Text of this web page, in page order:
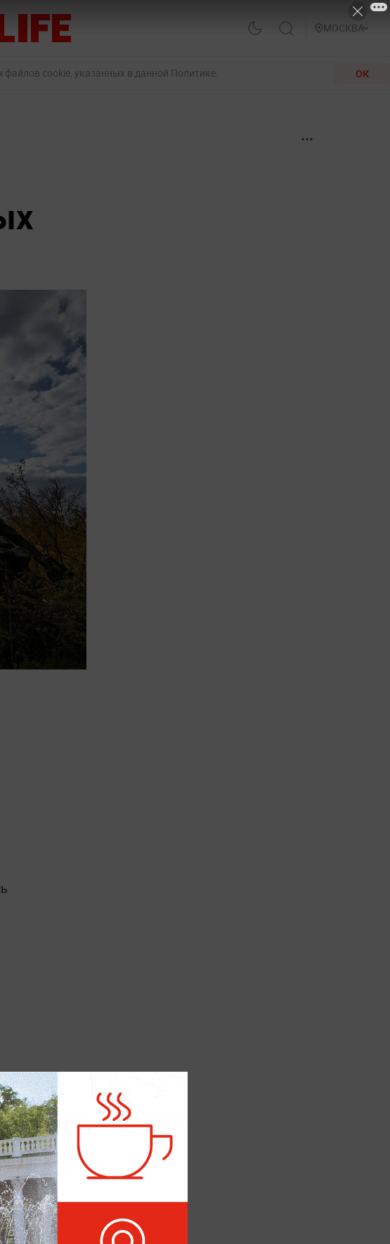
МОСКВА
файлов cookie, указанных в данной Политике. ОК